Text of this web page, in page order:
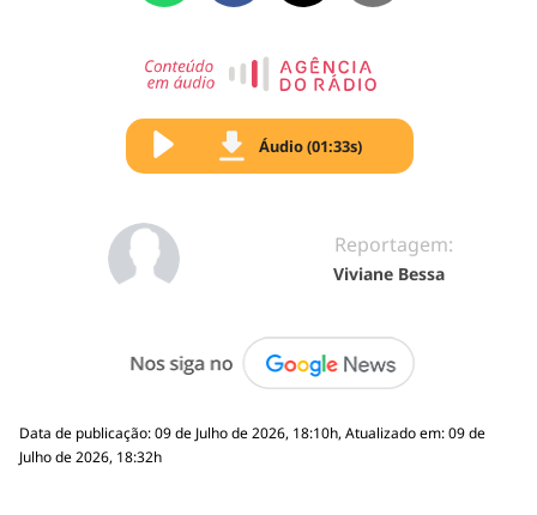
Áudio (01:33s)
Reportagem:
Viviane Bessa
Data de publicação: 09 de Julho de 2026, 18:10h, Atualizado em: 09 de
Julho de 2026, 18:32h